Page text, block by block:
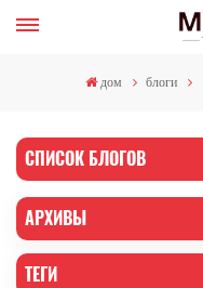
дом блоги
СПИСОК БЛОГОВ
АРХИВЫ
ТЕГИ